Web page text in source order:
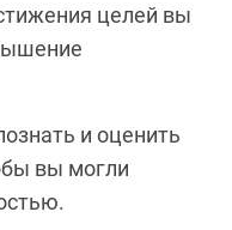
целей вы
и оценить
вы могли